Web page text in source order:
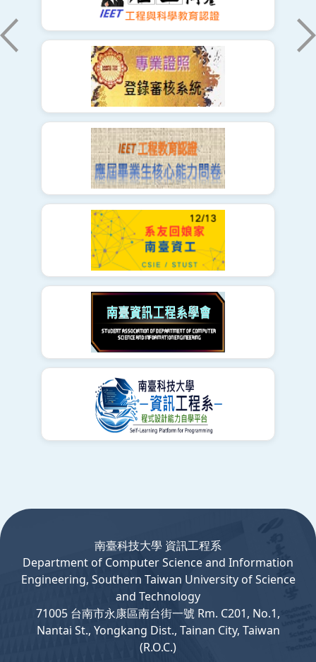
南臺科技大學 資訊工程系
Departmentof ComputerScience and Information
Engineering, Southern Taiwan University of Science
and Technology
71005 台南市永康區南台街一號 Rm. C201, No.1,
Nantai St., Yongkang Dist., Tainan City, Taiwan
(R.O.C.)